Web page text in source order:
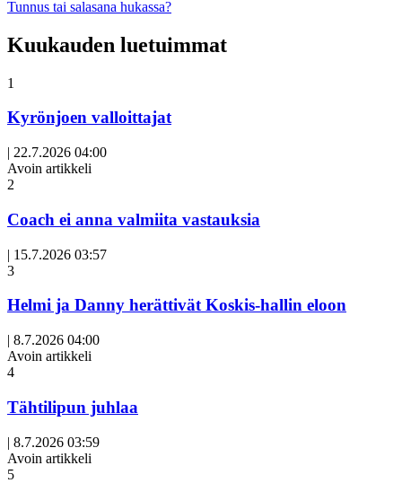
Tunnus tai salasana hukassa?
Kuukauden luetuimmat
1
Kyrönjoen valloittajat
| 22.7.2026 04:00
Avoin artikkeli
2
Coach ei anna valmiita vastauksia
| 15.7.2026 03:57
3
Helmi ja Danny herättivät Koskis-hallin eloon
| 8.7.2026 04:00
Avoin artikkeli
4
Tähtilipun juhlaa
| 8.7.2026 03:59
Avoin artikkeli
5